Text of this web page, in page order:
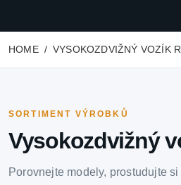
HOME VYSOKOZDVIŽNÝ VOZÍK
SORTIMENT VÝROBKŮ
Vysokozdvižný
Porovnejte modely, prostudujte